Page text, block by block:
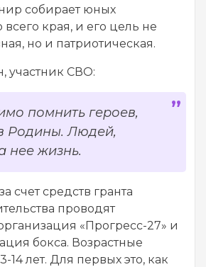
собирает юных
края, и его цель не
но и патриотическая.
участник СВО:
помнить героев,
Родины. Людей,
нее жизнь.
счет средств гранта
проводят
«Прогресс-27» и
бокса. Возрастные
14 лет. Для первых это, как